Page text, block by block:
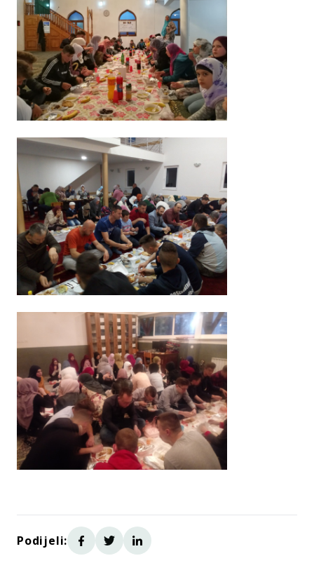
Podijeli: